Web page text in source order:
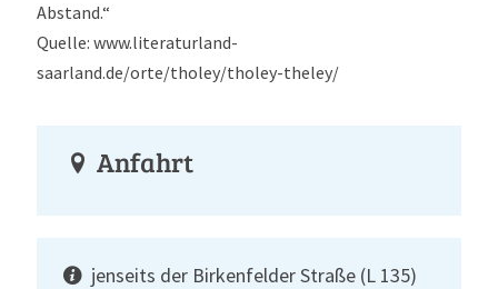
Abstand.“
Quelle: www.literaturland-
saarland.de/orte/tholey/tholey-theley/
Anfahrt
jenseits der Birkenfelder Straße (L 135)